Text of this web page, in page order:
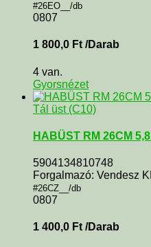
#26EO__/db
0807
1 800,0 Ft /Darab
4 van.
Gyorsnézet
Tál üst (C10)
HABÜST RM 26CM
5904134810748
Forgalmazó: Vendesz
#26CZ__/db
0807
1 400,0 Ft /Darab